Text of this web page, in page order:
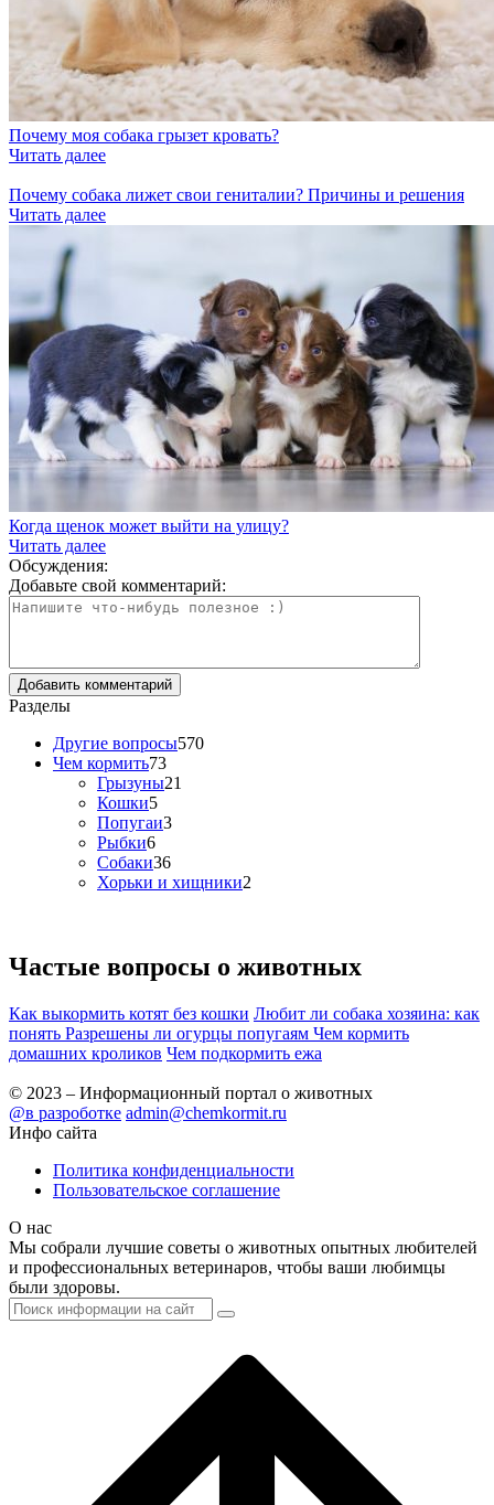
Почему моя собака грызет кровать?
Читать далее
Почему собака лижет свои гениталии? Причины и решения
Читать далее
Когда щенок может выйти на улицу?
Читать далее
Обсуждения:
Добавьте свой комментарий:
Разделы
Другие вопросы570
Чем кормить73
Грызуны21
Кошки5
Попугаи3
Рыбки6
Собаки36
Хорьки и хищники2
Частые вопросы о животных
Как выкормить котят без кошки Любит ли собака хозяина: как
понять Разрешены ли огурцы попугаям Чем кормить
домашних кроликов Чем подкормить ежа
© 2023 – Информационный портал о животных
@в разроботке admin@chemkormit.ru
Инфо сайта
Политика конфиденциальности
Пользовательское соглашение
О нас
Мы собрали лучшие советы о животных опытных любителей
и профессиональных ветеринаров, чтобы ваши любимцы
были здоровы.